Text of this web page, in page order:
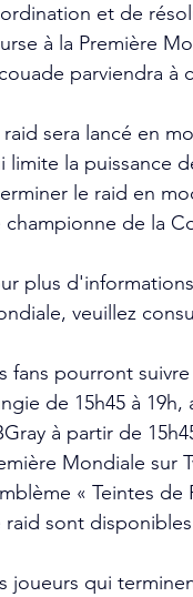
et de
à la Première
parviendra à
raid sera lancé en
limite la puissance
le raid en
championne de la
plus
veuillez
fans pourront
de 15h45 à
à partir de
Mondiale sur
« Teintes
raid sont
joueurs qui